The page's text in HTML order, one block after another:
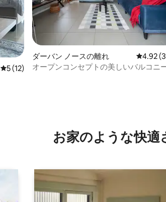
レビュー12件、5つ星中5つ星の平均評価
5 (12)
ダーバン ノースの離れ レビュ
4.92
オープンコンセプトの美しいバルコニ
お家のような快⁠適⁠